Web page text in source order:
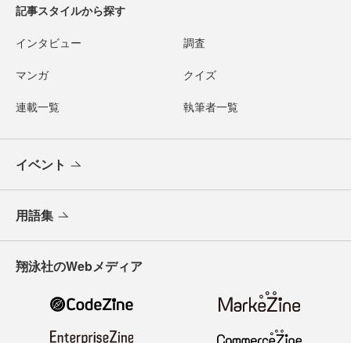
記事スタイルから探す
インタビュー 調査
マンガ クイズ
連載一覧 執筆者一覧
イベント
用語集
翔泳社のWebメディア